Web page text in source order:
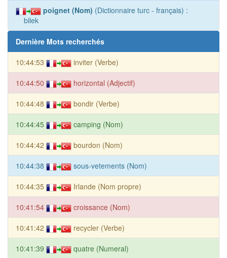
poignet (Nom) (Dictionnaire turc - français) :
bilek
Dernière Mots recherchés
10:44:53 inviter (Verbe)
10:44:50 horizontal (Adjectif)
10:44:48 bondir (Verbe)
10:44:45 camping (Nom)
10:44:42 bourdon (Nom)
10:44:38 sous-vetements (Nom)
10:44:35 Irlande (Nom propre)
10:41:54 croissance (Nom)
10:41:42 recycler (Verbe)
10:41:39 quatre (Numeral)